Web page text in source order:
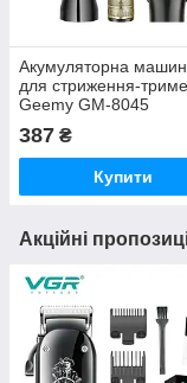
Акумуляторна
для стриження-
Geemy GM-8045
387 ₴
Купити
Акційні